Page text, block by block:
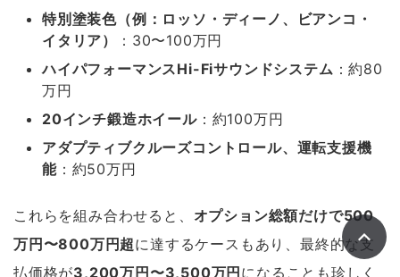
特別塗装色（例：ロッソ・ディーノ、ビアンコ・
イタリア）
：30〜100万円
ハイパフォーマンスHi-Fiサウンドシステム ：約80
万円
20インチ鍛造ホイール：約100万円
アダプティブクルーズコントロール、運転支援機
能：約50万円
これらを組み合わせると、 オプション総額だけで500
万円〜800万円超に達するケースもあり、最終的な支
払価格が3,200万円〜3,500万円になることも珍しく